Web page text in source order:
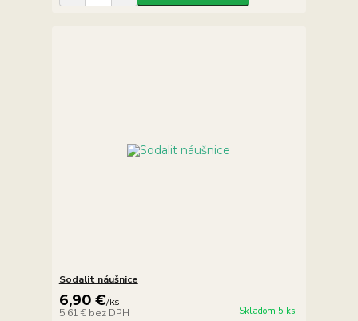
Sodalit náušnice
6,90 €/ks
5,61 € bez DPH Skladom 5 ks